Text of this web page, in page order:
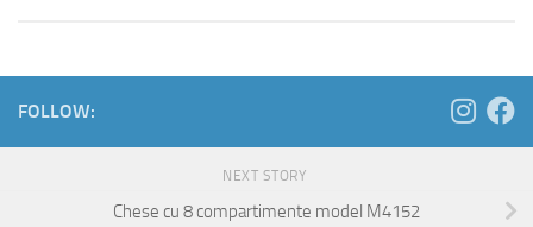
FOLLOW:
NEXT STORY
Chese cu 8 compartimente model M4152